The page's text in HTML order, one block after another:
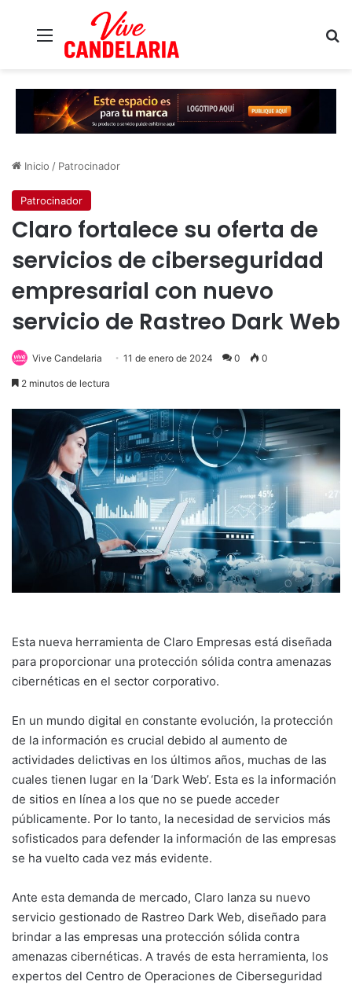
Inicio / Patrocinador
Patrocinador
Claro fortalece su oferta de
servicios de ciberseguridad
empresarial con nuevo
servicio de Rastreo Dark Web
Vive Candelaria 11 de enero de 2024 0 0
2 minutos de lectura
Esta nueva herramienta de Claro Empresas está diseñada
para proporcionar una protección sólida contra amenazas
cibernéticas en el sector corporativo.
En un mundo digital en constante evolución, la protección
de la información es crucial debido al aumento de
actividades delictivas en los últimos años, muchas de las
cuales tienen lugar en la ‘Dark Web’. Esta es la información
de sitios en línea a los que no se puede acceder
públicamente. Por lo tanto, la necesidad de servicios más
sofisticados para defender la información de las empresas
se ha vuelto cada vez más evidente.
Ante esta demanda de mercado, Claro lanza su nuevo
servicio gestionado de Rastreo Dark Web, diseñado para
brindar a las empresas una protección sólida contra
amenazas cibernéticas. A través de esta herramienta, los
expertos del Centro de Operaciones de Ciberseguridad